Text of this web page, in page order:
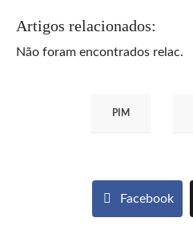
Artigos relacionados:
Não foram encontrados relac.
PIM
Facebook